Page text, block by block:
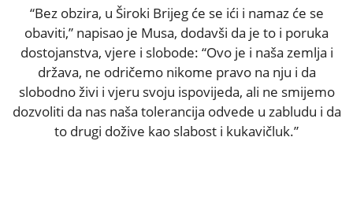
“Bez obzira, u Široki Brijeg će se ići i namaz će se
obaviti,” napisao je Musa, dodavši da je to i poruka
dostojanstva, vjere i slobode: “Ovo je i naša zemlja i
država, ne odričemo nikome pravo na nju i da
slobodno živi i vjeru svoju ispovijeda, ali ne smijemo
dozvoliti da nas naša tolerancija odvede u zabludu i da
to drugi dožive kao slabost i kukavičluk.”